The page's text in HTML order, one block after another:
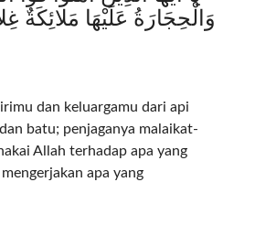
وَالْحِجَارَةُ عَلَيْهَا مَلائِكَةٌ
dan keluargamu dari api
batu; penjaganya malaikat-
Allah terhadap apa yang
apa yang